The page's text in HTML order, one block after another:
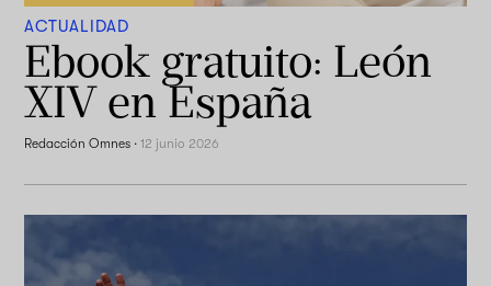
ACTUALIDAD
Ebook gratuito: León
XIV en España
Redacción Omnes ·12 junio 2026